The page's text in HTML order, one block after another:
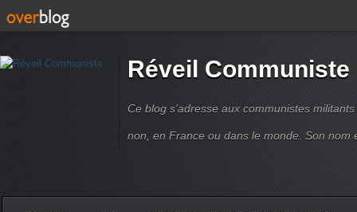
Réveil Communiste
Ce blog s'adresse aux communistes
non, en France ou dans le monde. Son nom